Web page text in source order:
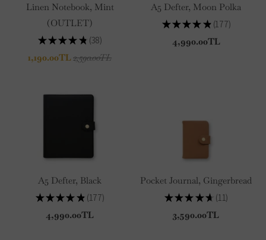
Linen Notebook, Mint
(OUTLET)
★ ★ ★ ★ ★ 38
38
1,190.00TL2,590.00TL
A5 Defter, Moon Polka
★ ★ ★ ★ ★ 177
177
4,990.00TL
A5 Defter, Black
★ ★ ★ ★ ★ 177
177
4,990.00TL
Pocket Journal, Gingerbread
★ ★ ★ ★ ★ 11
11
3,590.00TL